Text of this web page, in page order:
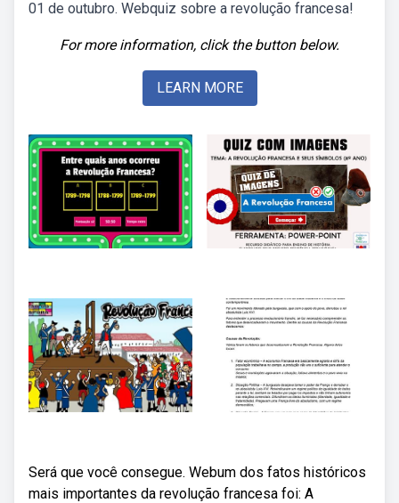
01 de outubro. Webquiz sobre a revolução francesa!
For more information, click the button below.
LEARN MORE
Será que você consegue. Webum dos fatos históricos
mais importantes da revolução francesa foi: A